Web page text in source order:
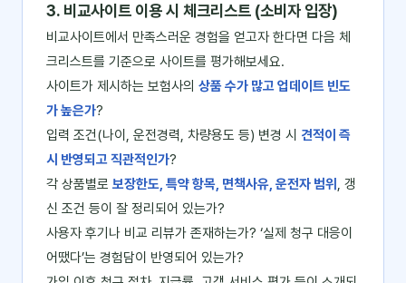
3. 비교사이트 이용 시 체크리스트 (소비자 입장)
비교사이트에서 만족스러운 경험을 얻고자 한다면 다음 체
크리스트를 기준으로 사이트를 평가해보세요.
사이트가 제시하는 보험사의 상품 수가 많고 업데이트 빈도
가 높은가?
입력 조건(나이, 운전경력, 차량용도 등) 변경 시 견적이 즉
시 반영되고 직관적인가?
각 상품별로 보장한도, 특약 항목, 면책사유, 운전자 범위 , 갱
신 조건 등이 잘 정리되어 있는가?
사용자 후기나 비교 리뷰가 존재하는가? ‘실제 청구 대응이
어땠다’는 경험담이 반영되어 있는가?